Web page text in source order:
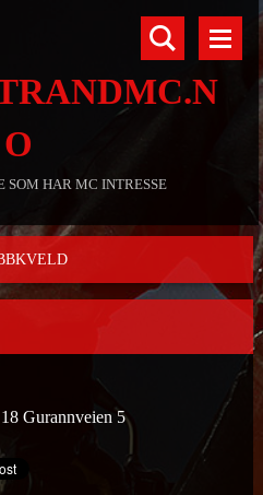
SOM HAR MC INTRESSE
Gurannveien 5